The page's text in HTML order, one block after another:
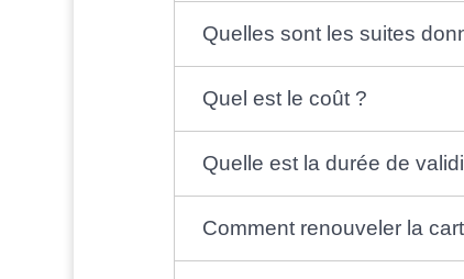
Quelles sont les suites
Quel est le coût ?
Quelle est la durée de
Comment renouveler la